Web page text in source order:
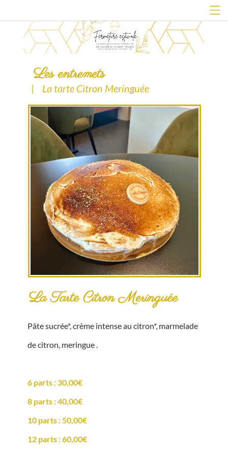
Les entremets
| La tarte Citron Meringuée
La Tarte Citron Meringuée
Pâte sucrée*, crème intense au citron*, marmelade
de citron, meringue .
6 parts : 30,00€
8 parts : 40,00€
10 parts : 50,00€
12 parts : 60,00€